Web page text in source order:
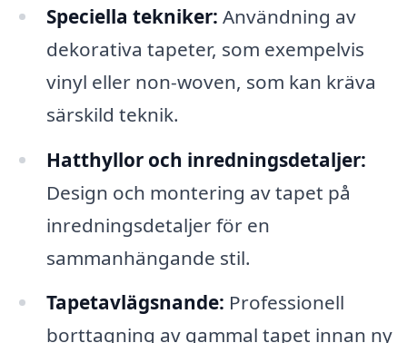
Speciella tekniker: Användning av
dekorativa tapeter, som exempelvis
vinyl eller non-woven, som kan kräva
särskild teknik.
Hatthyllor och inredningsdetaljer:
Design och montering av tapet på
inredningsdetaljer för en
sammanhängande stil.
Tapetavlägsnande: Professionell
borttagning av gammal tapet innan ny